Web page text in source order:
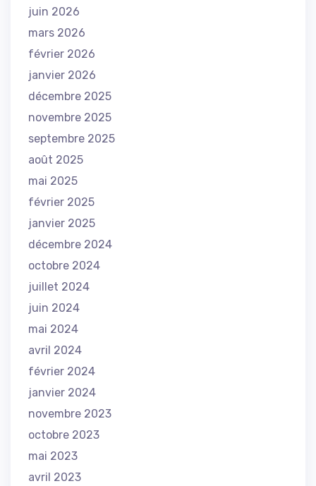
juin 2026
mars 2026
février 2026
janvier 2026
décembre 2025
novembre 2025
septembre 2025
août 2025
mai 2025
février 2025
janvier 2025
décembre 2024
octobre 2024
juillet 2024
juin 2024
mai 2024
avril 2024
février 2024
janvier 2024
novembre 2023
octobre 2023
mai 2023
avril 2023